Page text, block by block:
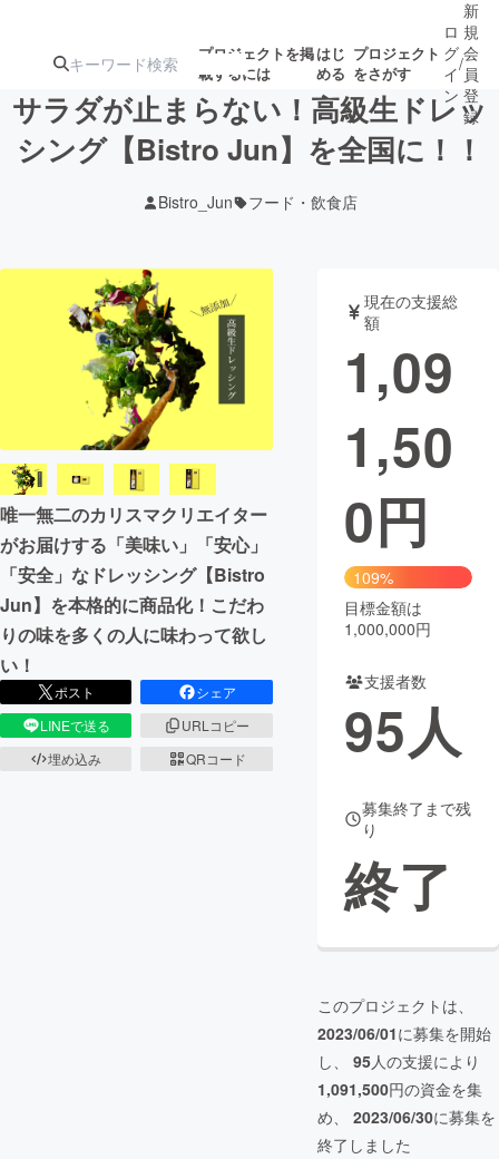
プロジェクトを掲
載するには
はじ
める
プロジェクト
をさがす
ジェクト
募集終了が近いプ
ロジェクト
アート・写真 音楽
テクノロジー・ガジェット ゲーム・サ
映像・映画
ビジネス・起業
まちづくり・地域活性化
CAMPFIRE for Social Good
CAMPFIRE Creation
CAMPFIREふるさと納税machi-ya コミュニティ
ロ
グ
イ
ン
/
新
規
会
員
登
録
サラダが止まらない！高級生ドレッ
シング【Bistro Jun】を全国に！！
Bistro_Jun フード・飲食店
唯一無二のカリスマクリエイター
がお届けする「美味い」「安心」
「安全」なドレッシング【Bistro
Jun】を本格的に商品化！こだわ
りの味を多くの人に味わって欲し
い！
ポスト
シェア
LINEで送る
URLコピー
埋め込み
QRコード
現在の支援総
額
1,09
1,50
0円
109%
目標金額は
1,000,000円
支援者数
95人
募集終了まで残
り
終了
このプロジェクトは、
2023/06/01に募集を開始
し、 95人の支援により
1,091,500円の資金を集
め、 2023/06/30に募集を
終了しました